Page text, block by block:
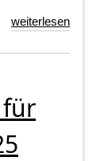
weiterlesen